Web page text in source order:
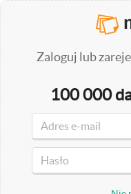
Zaloguj lub
100 000